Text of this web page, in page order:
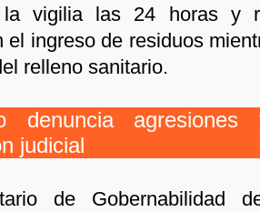
la vigilia las 24 horas y
el ingreso de residuos
relleno sanitario.
denuncia
judicial
de Gobernabilidad